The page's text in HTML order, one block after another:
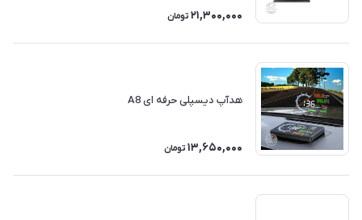
21,300,000 تومان
هدآپ دیسپلی حرفه ای A8
13,650,000 تومان